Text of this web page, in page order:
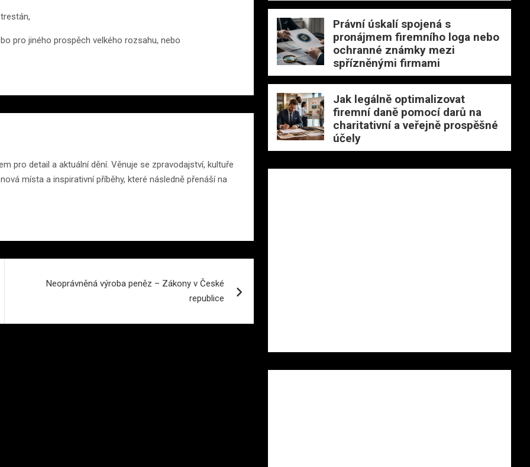
pro jiného prospěch velkého rozsahu, nebo
pro detail a aktuální dění. Věnuje se zpravodajství, kultuře
místa a inspirativní příběhy, které následně přenáší na
Neoprávněná výroba peněz – Zákony v České
republice
Právní úskalí spojená s
pronájmem firemního loga nebo
ochranné známky mezi
spřízněnými firmami
Jak legálně optimalizovat
firemní daně pomocí darů na
charitativní a veřejně prospěšné
účely